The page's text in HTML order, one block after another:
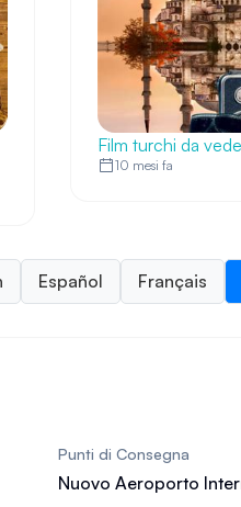
Film turchi da
10 mesi fa
Español Français
Punti di Consegna
Nuovo Aeroporto